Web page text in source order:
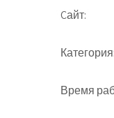
Cайт:
Время